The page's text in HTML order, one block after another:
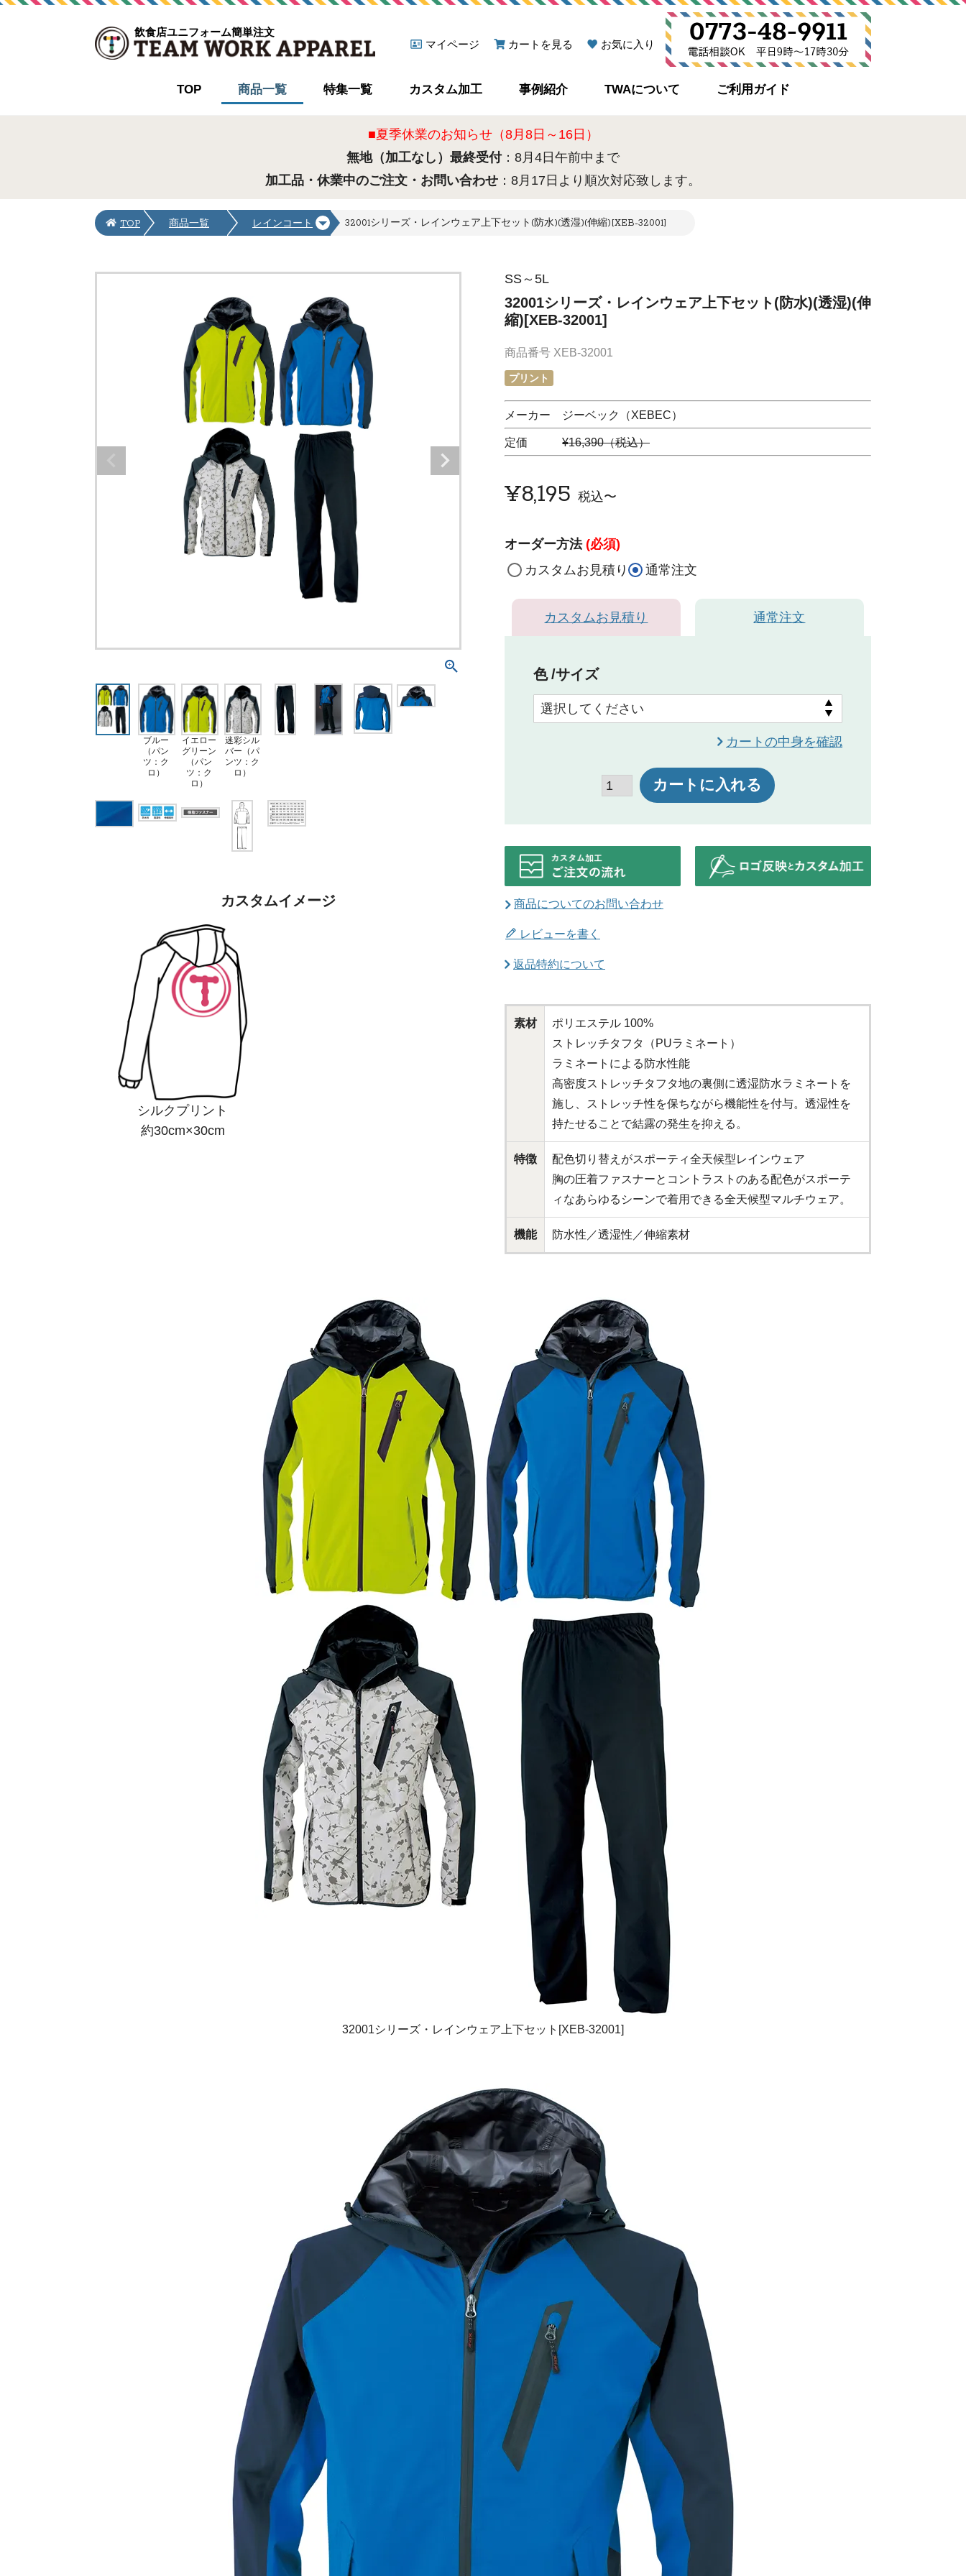
飲食店ユニフォーム簡単注文
マイページ
カートを見る お気に入り
TOP 商品一覧 特集一覧 カスタム加工 事例紹介 TWAについて ご利用ガイド
■夏季休業のお知らせ（8月8日～16日）
無地（加工なし）最終受付：8月4日午前中まで
加工品・休業中のご注文・お問い合わせ ：8月17日より順次対応致します。
TOP 商品一覧 レインコート 32001シリーズ・レインウェア上下セット(防水)(透湿)(伸縮)[XEB-32001]
SS～5L
32001シリーズ・レインウェア上下セット(防水)(透湿)(伸
縮)[XEB-32001]
商品番号 XEB-32001
ブルー（パンツ：クロ）
ブルー
（パン
ツ：ク
ロ）
イエロー
グリーン
（パン
ツ：ク
ロ）
迷彩シル
バー（パ
ンツ：ク
ロ）
プリント
メーカー ジーベック（XEBEC）
定価 ¥16,390（税込）
¥8,195 税込〜
オーダー方法 (必須)
カスタムお見積り
通常注文
カスタムお見積り 通常注文
色 サイズ
カートの中身を確認
カートに入れる
商品についてのお問い合わせ
レビューを書く
返品特約について
素材
ポリエステル 100%
ストレッチタフタ（PUラミネート）
ラミネートによる防水性能
高密度ストレッチタフタ地の裏側に透湿防水ラミネートを
施し、ストレッチ性を保ちながら機能性を付与。透湿性を
持たせることで結露の発生を抑える。
特徴
配色切り替えがスポーティ全天候型レインウェア
胸の圧着ファスナーとコントラストのある配色がスポーテ
ィなあらゆるシーンで着用できる全天候型マルチウェア。
機能 防水性／透湿性／伸縮素材
カスタムイメージ
シルクプリント
約30cm×30cm
32001シリーズ・レインウェア上下セット[XEB-32001]